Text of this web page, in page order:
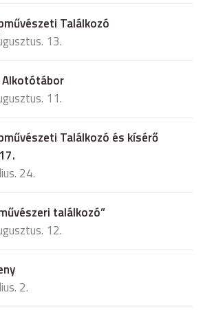
Találkozó
13.
Alkotótábor
11.
Találkozó és kísérő
24.
találkozó”
12.
2.